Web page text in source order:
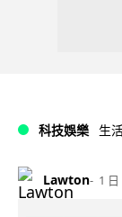
科技娛樂 生
Lawton 1 日